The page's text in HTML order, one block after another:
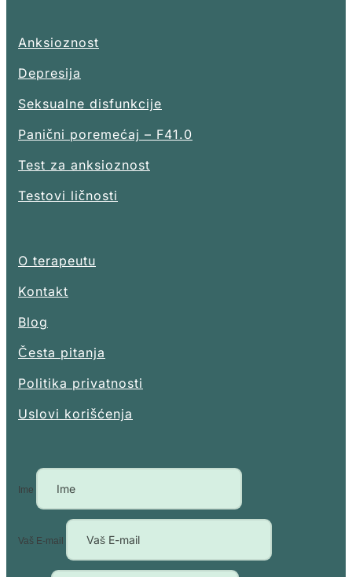
Anksioznost
Depresija
Seksualne disfunkcije
Panični poremećaj – F41.0
Test za anksioznost
Testovi ličnosti
O terapeutu
Kontakt
Blog
Česta pitanja
Politika privatnosti
Uslovi korišćenja
Ime
Vaš E-mail